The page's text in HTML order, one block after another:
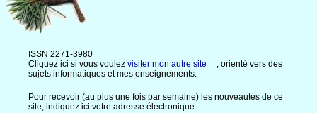
ISSN 2271-3980
Cliquez ici si vous voulez visiter mon autre site
, orienté vers des
sujets informatiques et mes enseignements.
Pour recevoir (au plus une fois par semaine) les nouveautés de ce
site, indiquez ici votre adresse électronique :